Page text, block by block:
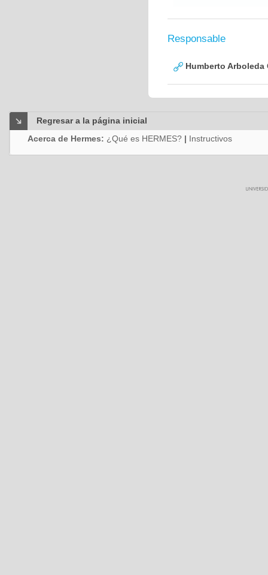
Responsable
Humberto Arboleda
Regresar a la página inicial
Acerca de Hermes: ¿Qué es HERMES? | Instructivos